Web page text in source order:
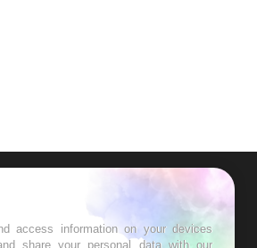
access information on your devices
share your personal data with our